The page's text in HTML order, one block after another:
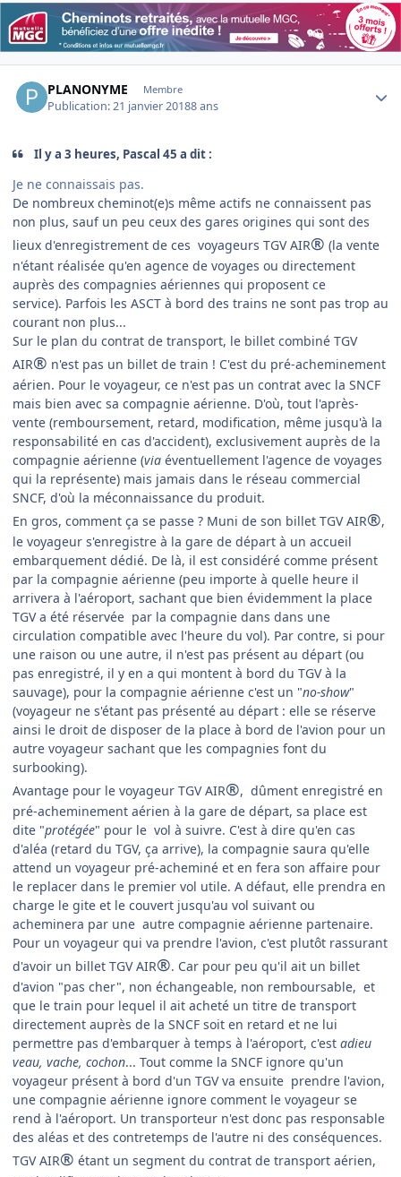
PLANONYME Membre
Publication:21 janvier 20188 ans
Il y a 3 heures, Pascal 45 a dit :
Je ne connaissais pas.
De nombreux cheminot(e)s même actifs ne connaissent pas
non plus, sauf un peu ceux des gares origines qui sont des
lieux d'enregistrement de ces voyageurs TGV AIR® (la vente
n'étant réalisée qu'en agence de voyages ou directement
auprès des compagnies aériennes qui proposent ce
service). Parfois les ASCT à bord des trains ne sont pas trop au
courant non plus...
Sur le plan du contrat de transport, le billet combiné TGV
AIR® n'est pas un billet de train ! C'est du pré-acheminement
aérien. Pour le voyageur, ce n'est pas un contrat avec la SNCF
mais bien avec sa compagnie aérienne. D'où, tout l'après-
vente (remboursement, retard, modification, même jusqu'à la
responsabilité en cas d'accident), exclusivement auprès de la
compagnie aérienne (via éventuellement l'agence de voyages
qui la représente) mais jamais dans le réseau commercial
SNCF, d'où la méconnaissance du produit.
En gros, comment ça se passe ? Muni de son billet TGV AIR®,
le voyageur s'enregistre à la gare de départ à un accueil
embarquement dédié. De là, il est considéré comme présent
par la compagnie aérienne (peu importe à quelle heure il
arrivera à l'aéroport, sachant que bien évidemment la place
TGV a été réservée par la compagnie dans dans une
circulation compatible avec l'heure du vol). Par contre, si pour
une raison ou une autre, il n'est pas présent au départ (ou
pas enregistré, il y en a qui montent à bord du TGV à la
sauvage), pour la compagnie aérienne c'est un "no-show"
(voyageur ne s'étant pas présenté au départ : elle se réserve
ainsi le droit de disposer de la place à bord de l'avion pour un
autre voyageur sachant que les compagnies font du
surbooking).
Avantage pour le voyageur TGV AIR®, dûment enregistré en
pré-acheminement aérien à la gare de départ, sa place est
dite "protégée" pour le vol à suivre. C'est à dire qu'en cas
d'aléa (retard du TGV, ça arrive), la compagnie saura qu'elle
attend un voyageur pré-acheminé et en fera son affaire pour
le replacer dans le premier vol utile. A défaut, elle prendra en
charge le gite et le couvert jusqu'au vol suivant ou
acheminera par une autre compagnie aérienne partenaire.
Pour un voyageur qui va prendre l'avion, c'est plutôt rassurant
d'avoir un billet TGV AIR®. Car pour peu qu'il ait un billet
d'avion "pas cher", non échangeable, non remboursable, et
que le train pour lequel il ait acheté un titre de transport
directement auprès de la SNCF soit en retard et ne lui
permettre pas d'embarquer à temps à l'aéroport, c'est adieu
veau, vache, cochon... Tout comme la SNCF ignore qu'un
voyageur présent à bord d'un TGV va ensuite prendre l'avion,
une compagnie aérienne ignore comment le voyageur se
rend à l'aéroport. Un transporteur n'est donc pas responsable
des aléas et des contretemps de l'autre ni des conséquences.
TGV AIR® étant un segment du contrat de transport aérien,